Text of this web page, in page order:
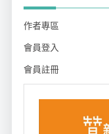
作者專區
會員登入
會員註冊